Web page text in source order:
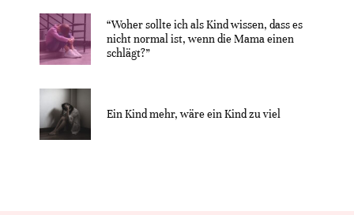
“Woher sollte ich als Kind wissen, dass es
nicht normal ist, wenn die Mama einen
schlägt?”
Ein Kind mehr, wäre ein Kind zu viel